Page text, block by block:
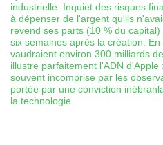
industrielle. Inquiet des risques
à dépenser de l'argent qu'ils
revend ses parts (10 % du
six semaines après la création.
vaudraient environ 300 milliards
illustre parfaitement l'ADN d'Apple
souvent incomprise par les
portée par une conviction
la technologie.